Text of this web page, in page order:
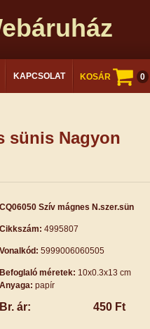
KAPCSOLAT KOSÁR 0
sünis Nagyon
CQ06050 Szív mágnes N.szer.sün
Cikkszám: 4995807
Vonalkód: 5999006060505
Befoglaló méretek: 10x0.3x13 cm
Anyaga: papír
Br. ár: 450 Ft